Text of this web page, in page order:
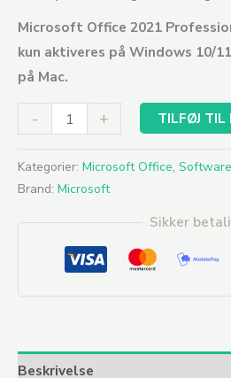
Microsoft Office 2021
kun aktiveres på Windows 10/
på Mac.
- + TILFØJ TIL
Kategorier: Microsoft Office, Software
Brand: Microsoft
Sikker
Beskrivelse